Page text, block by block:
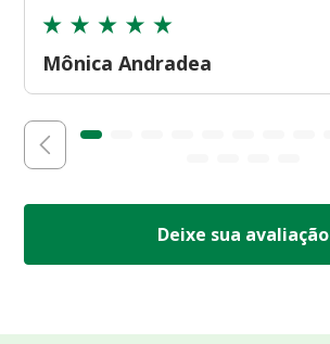
Mônica Andradea
Deixe sua avaliação